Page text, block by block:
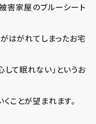
害家屋のブルーシート
はがれてしまったお宅
て眠れない」というお
ことが望まれます。